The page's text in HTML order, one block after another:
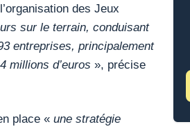
des Jeux
sur le terrain, conduisant
entreprises, principalement
millions d’euros », précise
place « une stratégie